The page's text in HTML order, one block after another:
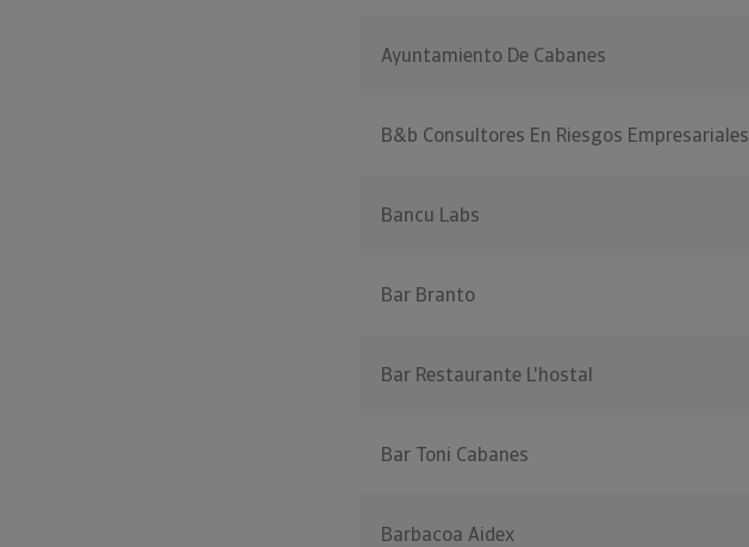
Ayuntamiento De Cabanes
B&b Consultores En Riesgos Empresariales
Bancu Labs
Bar Branto
Bar Restaurante L'hostal
Bar Toni Cabanes
Barbacoa Aidex